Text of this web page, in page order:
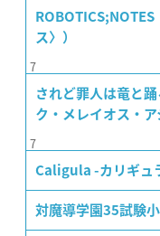
ス〉）
7
されど罪人は竜と
ク・メレイオス・ア
7
Caligula -カリギュ
対魔導学園35試験